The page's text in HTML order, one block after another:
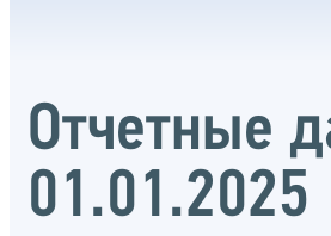
Отчетные
01.01.2025